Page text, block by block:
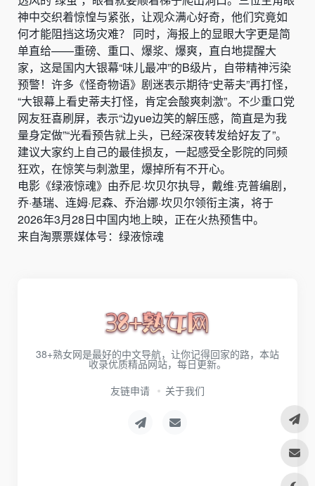
神中交织着惊惶与紧张，让观众满心好奇，他们究竟如
何才能阻挡这场灾难？ 同时，海报上的显眼大字更是简
单直给——重磅、重口、爆浆、爆爽，直白地提醒大
家，这是国内大银幕“味儿最冲”的B级片，自带精神污染
预警！许多《怪奇物语》剧迷表示期待“史蒂夫”再打怪，
“大银幕上看史蒂夫打怪，肯定会酸爽刺激”。不少重口党
网友狂喜刷屏，表示“边yue边笑的解压感，简直是为我
量身定做”“光看预告就上头，已经深夜转发给好友了”。
建议大家约上自己的最佳损友，一起感受全影院的同频
狂欢，在惊笑与刺激里，爆掉所有不开心。
电影《绿液惊魂》由乔尼·坎贝尔执导，戴维·克普编剧，
乔·基瑞、连姆·尼森、乔治娜·坎贝尔领衔主演，将于
2026年3月28日中国内地上映，正在火热预售中。
来自淘票票媒体号：绿液惊魂
38+熟女网是最好的中文导航，让你记得回家的路，本站
收录优质精品网站，每日更新。
友链申请
关于我们